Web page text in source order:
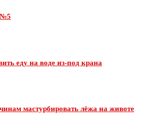
№5
еду на воде из‑под крана
мастурбировать лёжа на животе